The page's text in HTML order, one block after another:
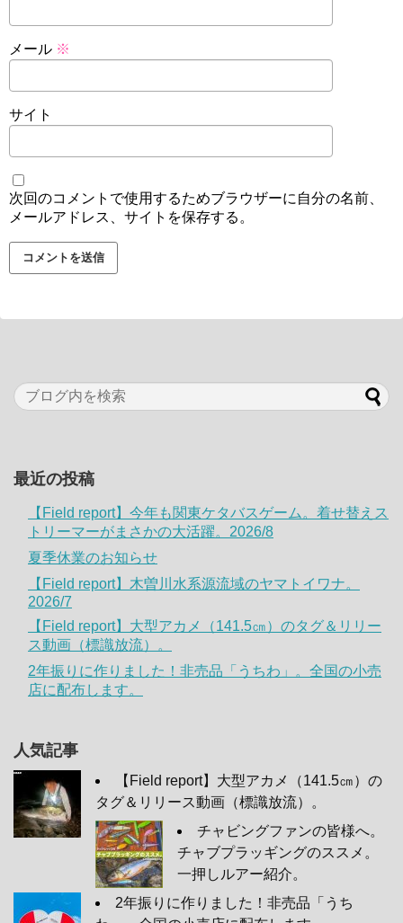
メール ※
サイト
次回のコメントで使用するためブラウザーに自分の名前、
メールアドレス、サイトを保存する。
最近の投稿
【Field report】今年も関東ケタバスゲーム。着せ替えス
トリーマーがまさかの大活躍。2026/8
夏季休業のお知らせ
【Field report】木曽川水系源流域のヤマトイワナ。
2026/7
【Field report】大型アカメ（141.5㎝）のタグ＆リリー
ス動画（標識放流）。
2年振りに作りました！非売品「うちわ」。全国の小売
店に配布します。
人気記事
【Field report】大型アカメ（141.5㎝）の
タグ＆リリース動画（標識放流）。
チャビングファンの皆様へ。
チャブプラッギングのススメ。
一押しルアー紹介。
2年振りに作りました！非売品「うち